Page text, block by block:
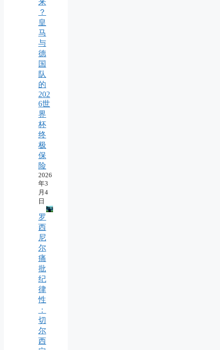
？
皇
马
与
德
国
队
的
202
6世
界
杯
终
极
保
险
2026
年3
月4
日
罗
西
尼
尔
痛
批
纪
律
性
：
切
尔
西